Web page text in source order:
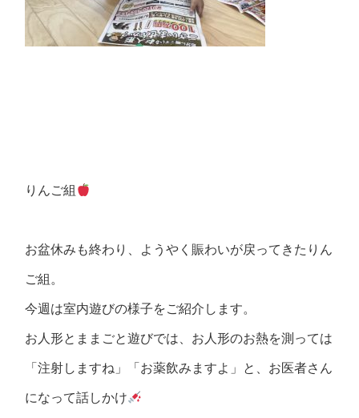
りんご組
お盆休みも終わり、ようやく賑わいが戻ってきたりん
ご組。
今週は室内遊びの様子をご紹介します。
お人形とままごと遊びでは、お人形のお熱を測っては
「注射しますね」「お薬飲みますよ」と、お医者さん
になって話しかけ